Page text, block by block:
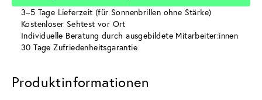
3–5 Tage Lieferzeit (für Sonnenbrillen ohne Stärke)
Kostenloser Sehtest vor Ort
Individuelle Beratung durch ausgebildete Mitarbeiter:innen
30 Tage Zufriedenheitsgarantie
Produktinformationen